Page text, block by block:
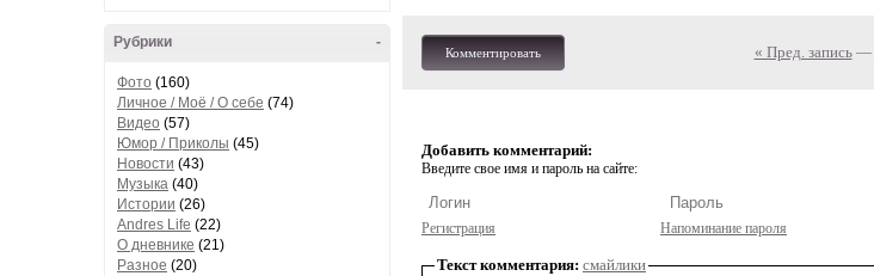
-
Рубрики
Фото (160)
Личное / Моё / О себе (74)
Видео (57)
Юмор / Приколы (45)
Новости (43)
Музыка (40)
Истории (26)
Andres Life (22)
О дневнике (21)
Разное (20)
Комментировать « Пред. запись—
Добавить комментарий:
Введите свое имя и пароль на сайте:
Регистрация Напоминание пароля
Текст комментария: смайлики